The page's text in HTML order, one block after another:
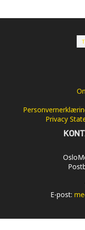
Privacy
E-post: